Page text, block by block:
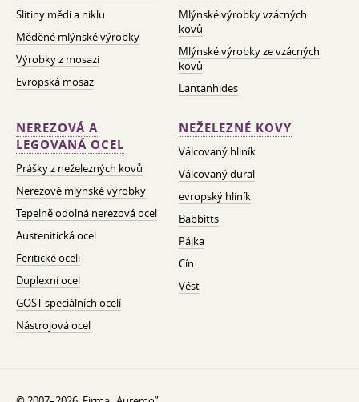
Slitiny mědi a niklu
Měděné mlýnské výrobky
Výrobky z mosazi
Evropská mosaz
Mlýnské výrobky vzácných
kovů
Mlýnské výrobky ze vzácných
kovů
Lantanhides
NEREZOVÁ A
LEGOVANÁ OCEL
Prášky z neželezných kovů
Nerezové mlýnské výrobky
Tepelně odolná nerezová ocel
Austenitická ocel
Feritické oceli
Duplexní ocel
GOST speciálních ocelí
Nástrojová ocel
NEŽELEZNÉ KOVY
Válcovaný hliník
Válcovaný dural
evropský hliník
Babbitts
Pájka
Cín
Vést